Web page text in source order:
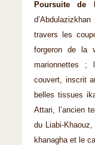
Poursuite de
travers les
forgeron de la
marionnettes
couvert, inscrit
belles tissues
Attari, l’ancien
du Liabi-
khanagha et le